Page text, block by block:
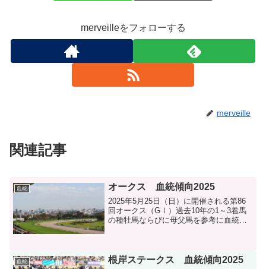
merveilleをフォローする
merveille
関連記事
血統 オークス 血統傾向2025
2025年5月25日（日）に開催される第86
回オークス（GⅠ）過去10年の1～3着馬
の種牡馬ならびに母父馬を参考に血統分
血統 根岸ステークス 血統傾向2025